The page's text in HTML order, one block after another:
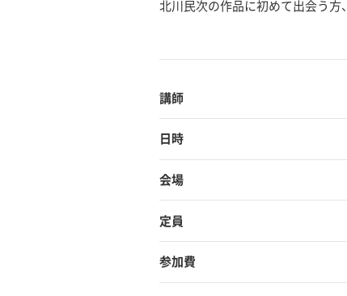
北川民次の作品に初めて出会う方
講師
日時
会場
定員
参加費